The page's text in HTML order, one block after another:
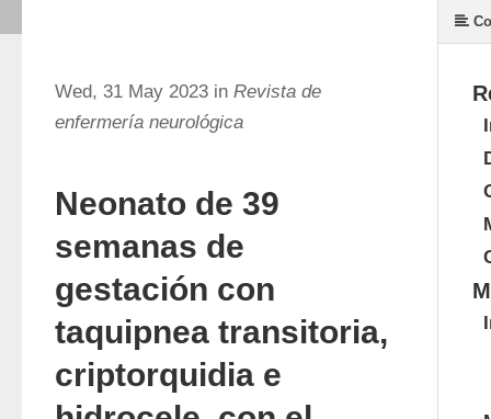
Wed, 31 May 2023 in Revista de
enfermería neurológica
Neonato de 39
semanas de
gestación con
taquipnea transitoria,
criptorquidia e